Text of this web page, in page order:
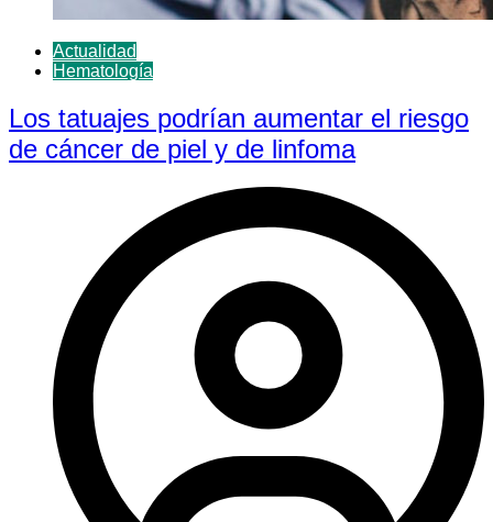
Actualidad
Hematología
Los tatuajes podrían aumentar el riesgo
de cáncer de piel y de linfoma